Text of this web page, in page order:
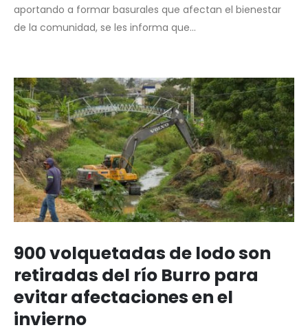
aportando a formar basurales que afectan el bienestar
de la comunidad, se les informa que...
900 volquetadas de lodo son
retiradas del río Burro para
evitar afectaciones en el
invierno